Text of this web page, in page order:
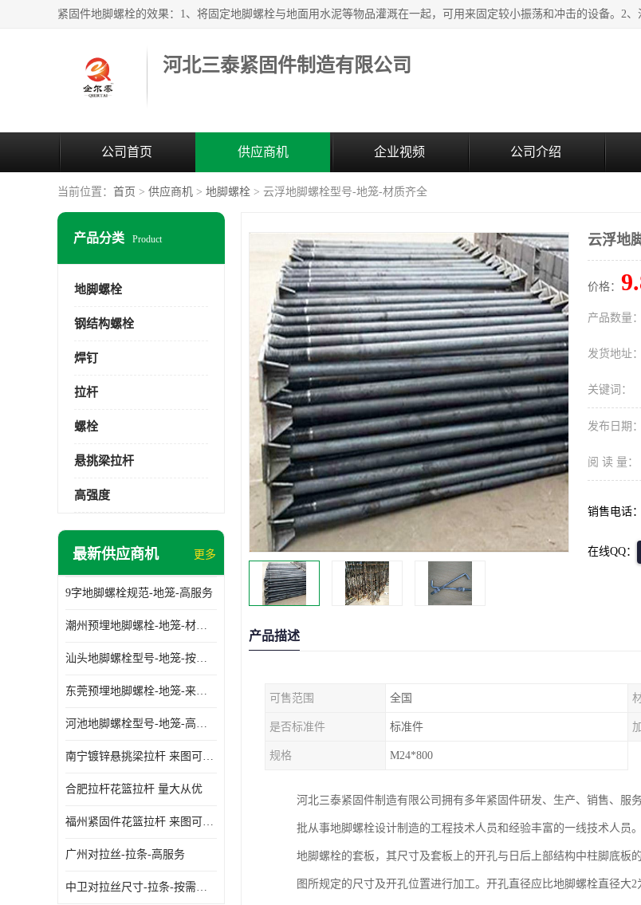
河北三泰紧固件制造有限公司
公司首页 供应商机 企业视频 公司介绍
当前位置： 首页 > 供应商机 > 地脚螺栓 > 云浮地脚螺栓型号-地笼-材质齐全
产品分类 Product
地脚螺栓
钢结构螺栓
焊钉
拉杆
螺栓
悬挑梁拉杆
高强度
最新供应商机 更多
9字地脚螺栓规范-地笼-高服务
潮州预埋地脚螺栓-地笼-材质齐全
汕头地脚螺栓型号-地笼-按需定制
东莞预埋地脚螺栓-地笼-来图可定制
河池地脚螺栓型号-地笼-高质量
南宁镀锌悬挑梁拉杆 来图可定制
合肥拉杆花篮拉杆 量大从优
福州紧固件花篮拉杆 来图可定制
广州对拉丝-拉条-高服务
中卫对拉丝尺寸-拉条-按需定制
云浮地
价格：
产品数量：
发货地址：
关键词：
发布日期：
阅 读 量：
销售电话：
在线QQ：
产品描述
可售范围 全国
是否标准件 标准件
规格 M24*800
河北三泰紧固件制造有限公司拥有多年紧固件研发、生产、销售、
批从事地脚螺栓设计制造的工程技术人员和经验丰富的一线技术人员。
地脚螺栓的套板，其尺寸及套板上的开孔与日后上部结构中柱脚底板
图所规定的尺寸及开孔位置进行加工。开孔直径应比地脚螺栓直径